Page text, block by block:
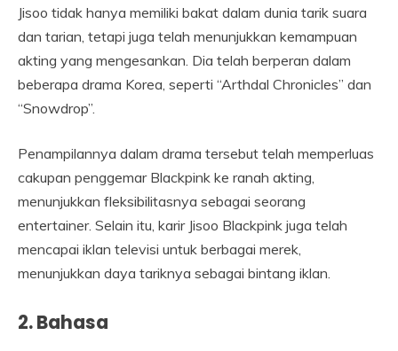
Jisoo tidak hanya memiliki bakat dalam dunia tarik suara
dan tarian, tetapi juga telah menunjukkan kemampuan
akting yang mengesankan. Dia telah berperan dalam
beberapa drama Korea, seperti “Arthdal Chronicles” dan
“Snowdrop”.
Penampilannya dalam drama tersebut telah memperluas
cakupan penggemar Blackpink ke ranah akting,
menunjukkan fleksibilitasnya sebagai seorang
entertainer. Selain itu, karir Jisoo Blackpink juga telah
mencapai iklan televisi untuk berbagai merek,
menunjukkan daya tariknya sebagai bintang iklan.
2. Bahasa